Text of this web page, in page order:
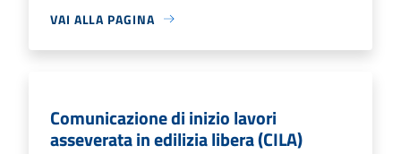
VAI ALLA PAGINA
Comunicazione di inizio lavori
asseverata in edilizia libera (CILA)